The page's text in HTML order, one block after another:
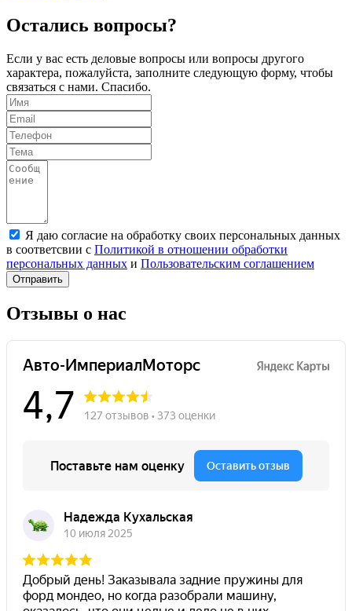
Остались вопросы?
Если у вас есть деловые вопросы или вопросы другого
характера, пожалуйста, заполните следующую форму, чтобы
связаться с нами. Спасибо.
Я даю согласие на обработку своих персональных данных
в соответсвии с Политикой в отношении обработки
персональных данных и Пользовательским соглашением
Отправить
Отзывы о нас